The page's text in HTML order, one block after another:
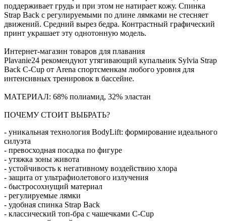
поддерживает грудь и при этом не натирает кожу. Спинка
Strap Back с регулируемыми по длине лямками не стесняет
движений. Средний вырез бедра. Контрастный графический
принт украшает эту однотонную модель.
Интернет-магазин товаров для плавания
Plavanie24 рекомендуют утягивающий купальник Sylvia Strap
Back C-Cup от Arena спортсменкам любого уровня для
интенсивных тренировок в бассейне.
МАТЕРИАЛ: 68% полиамид, 32% эластан
ПОЧЕМУ СТОИТ ВЫБРАТЬ?
- уникальная технология BodyLift: формирование идеального
силуэта
- превосходная посадка по фигуре
- утяжка зоны живота
- устойчивость к негативному воздействию хлора
- защита от ультрафиолетового излучения
- быстросохнущий материал
- регулируемые лямки
- удобная спинка Strap Back
- классический топ-бра с чашечками C-Cup